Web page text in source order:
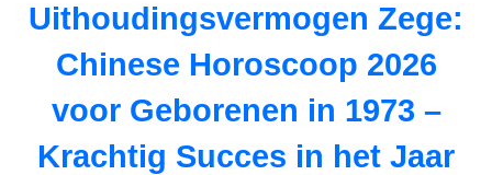
v
Uithoudingsvermogen Zege:
Chinese Horoscoop 2026
voor Geborenen in 1973 –
Krachtig Succes in het Jaar